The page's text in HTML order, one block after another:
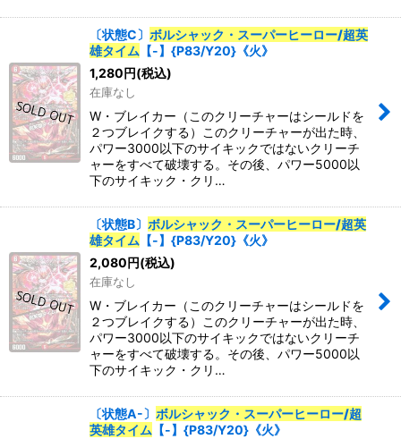
〔状態C〕 ボルシャック・スーパーヒーロー/超英
雄タイム 【-】{P83/Y20}《火》
1,280 円(税込)
在庫なし
W・ブレイカー（このクリーチャーはシールドを
２つブレイクする）このクリーチャーが出た時、
パワー3000以下のサイキックではないクリーチ
ャーをすべて破壊する。その後、パワー5000以
下のサイキック・クリ…
〔状態B〕 ボルシャック・スーパーヒーロー/超英
雄タイム 【-】{P83/Y20}《火》
2,080 円(税込)
在庫なし
W・ブレイカー（このクリーチャーはシールドを
２つブレイクする）このクリーチャーが出た時、
パワー3000以下のサイキックではないクリーチ
ャーをすべて破壊する。その後、パワー5000以
下のサイキック・クリ…
〔状態A-〕 ボルシャック・スーパーヒーロー/超
英雄タイム 【-】{P83/Y20}《火》